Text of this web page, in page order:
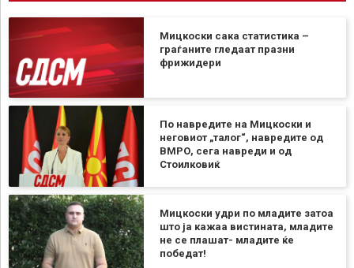
Мицкоски сака статистика –
граѓаните гледаат празни
фрижидери
По навредите на Мицкоски и
неговиот „талог“, навредите од
ВМРО, сега навреди и од
Стоилковиќ
Мицкоски удри по младите затоа
што ја кажаа вистината, младите
не се плашат- младите ќе
победат!